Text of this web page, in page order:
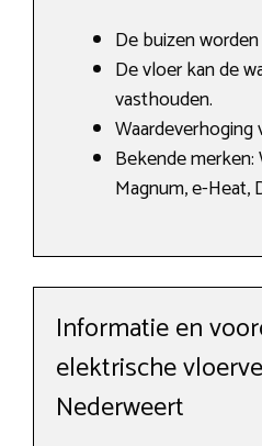
De buizen
De vloer kan de
vasthouden.
Waardeverhoging
Bekende merken:
Magnum, e-Heat,
Informatie en
elektrische
Nederweert